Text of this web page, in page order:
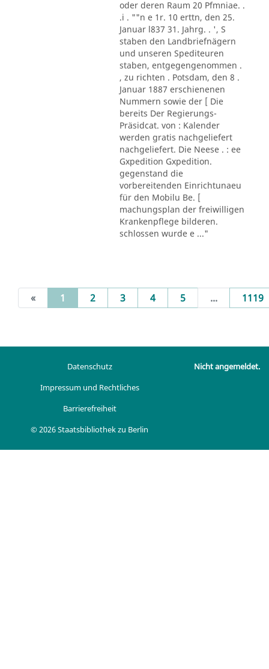
oder deren Raum 20 Pfmniae. .
.i . ""n e 1r. 10 erttn, den 25.
Januar l837 31. Jahrg. . ', S
staben den Landbriefnägern
und unseren Spediteuren
staben, entgegengenommen .
, zu richten . Potsdam, den 8 .
Januar 1887 erschienenen
Nummern sowie der [ Die
bereits Der Regierungs-
Präsidcat. von : Kalender
werden gratis nachgeliefert
nachgeliefert. Die Neese . : ee
Gxpedition Gxpedition.
gegenstand die
vorbereitenden Einrichtunaeu
für den Mobilu Be. [
machungsplan der freiwilligen
Krankenpflege bilderen.
schlossen wurde e ..."
« 1 (current)
2 3 4 5 ... 1119
Datenschutz
Impressum und Rechtliches
Barrierefreiheit
© 2026 Staatsbibliothek zu Berlin
Nicht angemeldet.